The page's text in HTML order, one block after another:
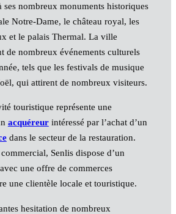
ses nombreux monuments historiques
Notre-Dame, le château royal, les
et le palais Thermal. La ville
de nombreux événements culturels
tels que les festivals de musique
qui attirent de nombreux visiteurs.
touristique représente une
acquéreurintéressé par l’achat d’un
dans le secteur de la restauration.
Senlis dispose d’un
une offre de commerces
une clientèle locale et touristique.
hesitation de nombreux